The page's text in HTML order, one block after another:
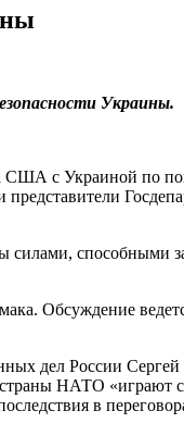
Украины.
США с Украиной по
силами, способными
Обсуждение
дел России Сергей
НАТО «играют
в